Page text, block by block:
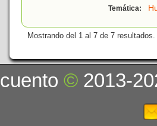
Temática:
Mostrando del 1 al 7 de 7 resultados.
cuento© 2013-